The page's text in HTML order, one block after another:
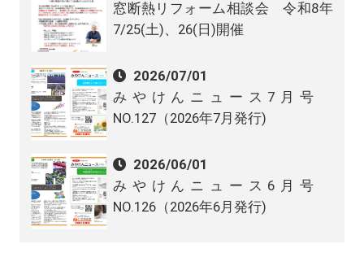
窓断熱リフォーム相談会 令和8年
7/25(土)、26(日)開催
2026/07/01
みやけんニュース7月号
NO.127（2026年7月発行)
2026/06/01
みやけんニュース6月号
NO.126（2026年6月発行)